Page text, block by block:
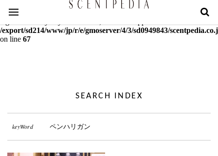
Warning
: mcrypt_decrypt(): Key of size 18 not supported by this
/export/sd214/www/jp/r/e/gmoserver/4/3/sd0949843/
on line 67
SEARCH INDEX
keyWord ペンハリガン